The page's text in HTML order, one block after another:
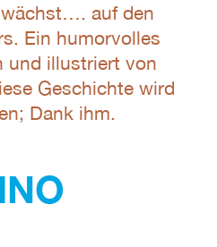
auf den
Ein humorvolles
und illustriert von
Geschichte wird
Dank ihm.